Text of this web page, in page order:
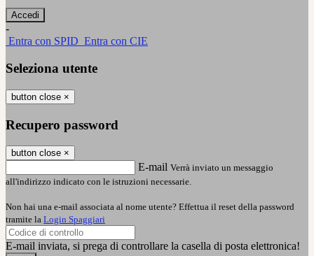
-
Entra con SPID Entra con CIE
Seleziona utente
button close ×
Recupero password
button close ×
E-mail Verrà inviato un messaggio
all'indirizzo indicato con le istruzioni necessarie.
Non hai una e-mail associata al nome utente? Effettua il reset della password
tramite la Login Spaggiari
E-mail inviata, si prega di controllare la casella di posta elettronica!